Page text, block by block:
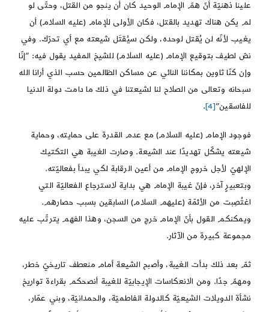
علينا ذهنيّة أنّ همّ الإمام الوحيد كان أن ينجو من القتل، وحتّى لو
لم يكن هناك تهديد بالقتل، فكان الأولى للإمام (عليه السلام) أن
يغيب لأنّه لن يُقتل لوحده، ولكن سيُقتَل شيعته مع أي تحرّك. وفي
نصّ لطيف بتوقيع الإمام (عليه السلام) للشيخ المفيد يقول فيه: “إنّا
وإن كنّا ثاوين بمكاننا النائي عن مساكن الظالمين حسب الذي أرانا الله
سبحانه وتعالى من الصلاح لنا لشيعتنا في ذلك ما دامت دولة الدنيا
للفاسقين”[4]
.
فوجود الإمام (عليه السلام) مع عدم القدرة على حمايته، وحماية
شيعته يشكّل تهديدًا عند الشيعة. وصارت الغيبة هي التكتيك
الإلهيّ لأجل خروج الإمام من أعين الرقابة لكي يبدأ بفعاليّته.
وبتعبيرٍ آخر، فإنّ غيبة الإمام هي بداية لاسترجاع الفعاليّة التي
اغتُصِبت من الأئمّة (عليهم السلام) السابقين بسبب حصارهم.
ويمكنكم القول بأنّ الإمام خرج من السجن، وهذا الفهم يترتّب عليه
مجموعة كبيرة من الآثار.
ثمّ بعد ذلك بدأت الغيبة، وأصبح الشيعة أمام منعطف تاريخيّ خطر،
ومهمّ جدًا. ومن الانعكاسات الإيجابيّة للغيبة أنصحكم بقراءة تواريخ
نشأة الدويلات الشيعيّة كالدولة الفاطميّة، والحمدانيّة، وبني عمّار،